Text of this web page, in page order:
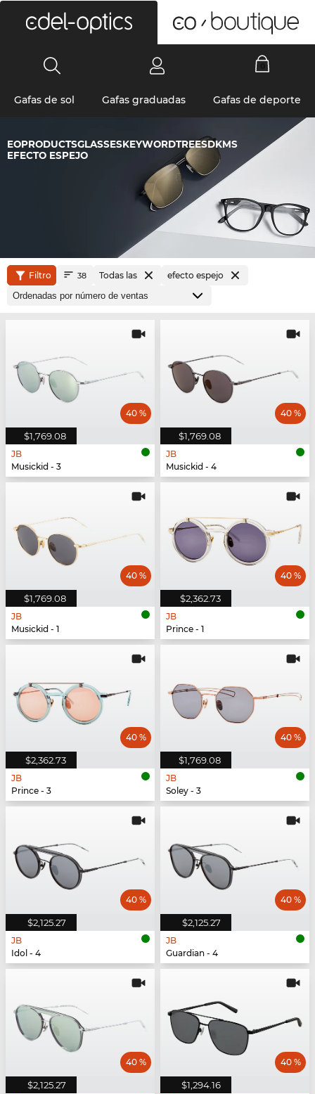
Gafas de sol Gafas graduadas Gafas de deporte
EOPRODUCTSGLASSESKEYWORDTREESDKMS
EFECTO ESPEJO
Filtro 38 Todas las efecto espejo
$1,769.08
40 %
JB
Musickid - 3
$1,769.08
40 %
JB
Musickid - 4
$1,769.08
40 %
JB
Musickid - 1
$2,362.73
40 %
JB
Prince - 1
$2,362.73
40 %
JB
Prince - 3
$1,769.08
40 %
JB
Soley - 3
$2,125.27
40 %
JB
Idol - 4
$2,125.27
40 %
JB
Guardian - 4
$2,125.27
40 %
$1,294.16
40 %